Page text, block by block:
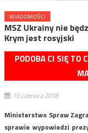
WIADOMOŚCI
MSZ Ukrainy nie
Krym jest rosyjski
PODOBA CI SIĘ TO
15 czerwca 2018
Ministerstwo Spraw
sprawie wypowiedzi